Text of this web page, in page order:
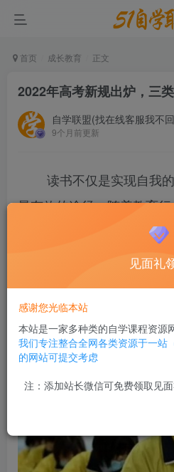
首页 成长教育 正文
2022年高考新规出炉，三
自学联盟(找在线客服我不
9个月前更新
读书不仅是实现自我的
最有效的途径。随着教育
越来越受到重视，与此同
现了。很多学生顶着巨大
改革。
2022年高考新规出炉，
见面礼
感谢您光临本站
本站是一家多种类的自学课程资源
我们专注整合全网各类资源于一站
的网站可提交考虑
注：添加站长微信可免费领取见面